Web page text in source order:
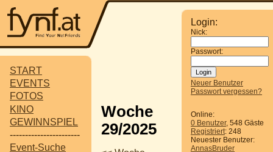
START
EVENTS
FOTOS
KINO
GEWINNSPIEL
-----------------------
Event-Suche
Login:
Nick:
Passwort:
Neuer Benutzer
Passwort vergessen?
Online:
0 Benutzer, 548 Gäste
Registriert: 248
Neuester Benutzer:
AnnasBruder
Woche
29/2025